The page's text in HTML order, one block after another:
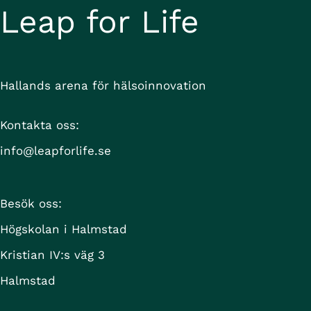
Kontakta oss om du vill läsa mer om projektet i
detalj.
Leap for Life
Hallands arena för hälsoinnovation
Kontakta oss:
info@leapforlife.se
Besök oss:
Högskolan i Halmstad
Kristian IV:s väg 3
Halmstad